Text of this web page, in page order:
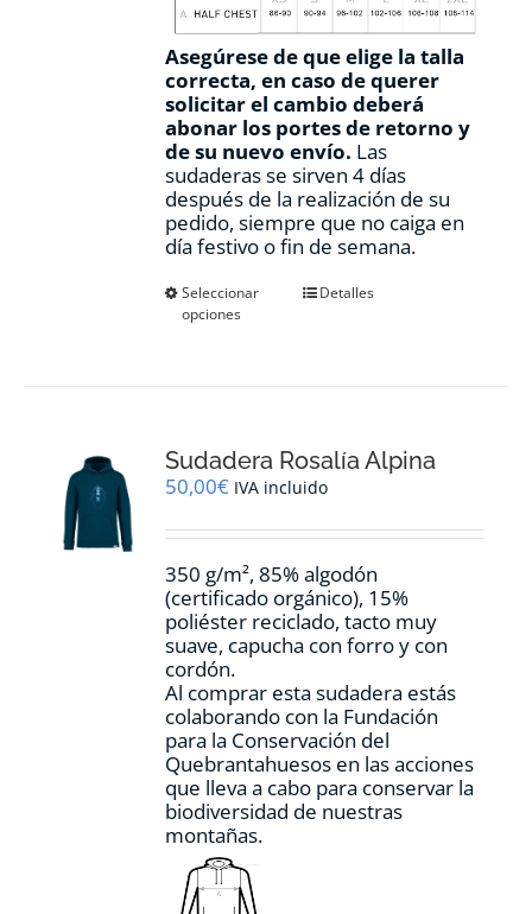
Asegúrese de que elige la talla
correcta, en caso de querer
solicitar el cambio deberá
abonar los portes de retorno y
de su nuevo envío. Las
sudaderas se sirven 4 días
después de la realización de su
pedido, siempre que no caiga en
día festivo o fin de semana.
Seleccionar
opciones
Este
se
pueden
en
página
de
producto
Detalles
Sudadera Rosalía Alpina
50,00€ IVA incluido
350 g/m², 85% algodón
(certificado orgánico), 15%
poliéster reciclado, tacto muy
suave, capucha con forro y con
cordón.
Al comprar esta sudadera estás
colaborando con la Fundación
para la Conservación del
Quebrantahuesos en las acciones
que lleva a cabo para conservar la
biodiversidad de nuestras
montañas.